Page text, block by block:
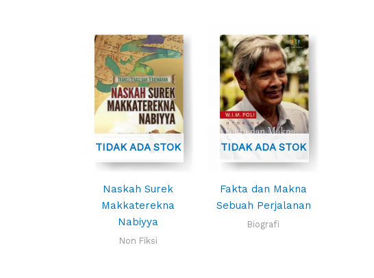
TIDAK ADA STOK
Naskah Surek
Makkaterekna
Nabiyya
Non Fiksi
TIDAK ADA STOK
Fakta dan Makna
Sebuah Perjalanan
Biografi